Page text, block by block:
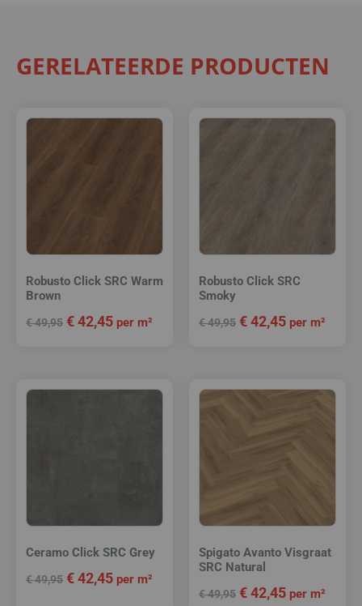
GERELATEERDE PRODUCTEN
Robusto Click SRC Warm
Brown
€49,95 €42,45 per m²
Robusto Click SRC
Smoky
€49,95 €42,45 per m²
Ceramo Click SRC Grey
€49,95 €42,45 per m²
Spigato Avanto Visgraat
SRC Natural
€49,95 €42,45 per m²